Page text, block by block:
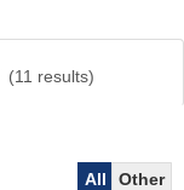
(11 results)
All
Other